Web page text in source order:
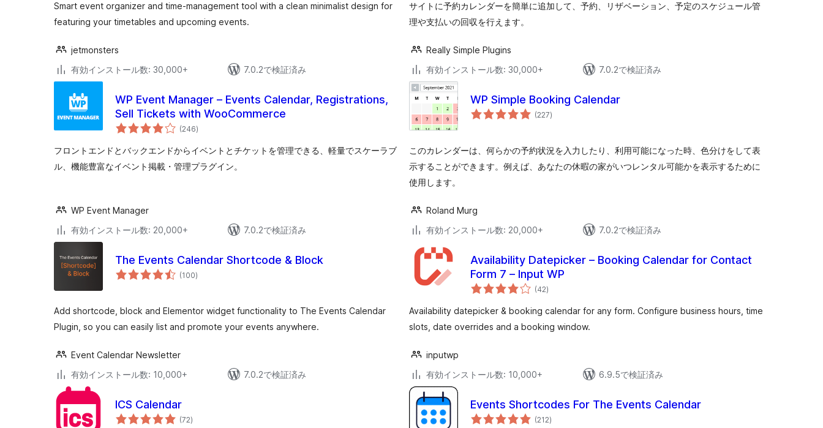
Smart event organizer and time-management tool with a clean minimalist design for
featuring your timetables and upcoming events.
jetmonsters
有効インストール数: 30,000+
7.0.2で検証済み
サイトに予約カレンダーを簡単に追加して、予約、リザベーション、予定のスケジュール管
理や支払いの回収を行えます。
Really Simple Plugins
有効インストール数: 30,000+
7.0.2で検証済み
WP Event Manager – Events Calendar, Registrations,
Sell Tickets with WooCommerce
(246個
の
価
)
フロントエンドとバックエンドからイベントとチケットを管理できる、軽量でスケーラブ
ル、機能豊富なイベント掲載・管理プラグイン。
WP Event Manager
有効インストール数: 20,000+
7.0.2で検証済み
WP Simple Booking Calendar
(227個
の)
このカレンダーは、何らかの予約状況を入力したり、利用可能になった時、色分けをして表
示することができます。例えば、あなたの休暇の家がいつレンタル可能かを表示するために
使用します。
Roland Murg
有効インストール数: 20,000+
7.0.2で検証済み
The Events Calendar Shortcode & Block
(100個
の)
Add shortcode, block and Elementor widget functionality to The Events Calendar
Plugin, so you can easily list and promote your events anywhere.
Event Calendar Newsletter
有効インストール数: 10,000+
7.0.2で検証済み
Availability Datepicker – Booking Calendar for Contact
Form 7 – Input WP
(42個
の
価
)
Availability datepicker & booking calendar for any form. Configure business hours, time
slots, date overrides and a booking window.
inputwp
有効インストール数: 10,000+
6.9.5で検証済み
ICS Calendar
(72個
の)
Events Shortcodes For The Events Calendar
(212個
の)